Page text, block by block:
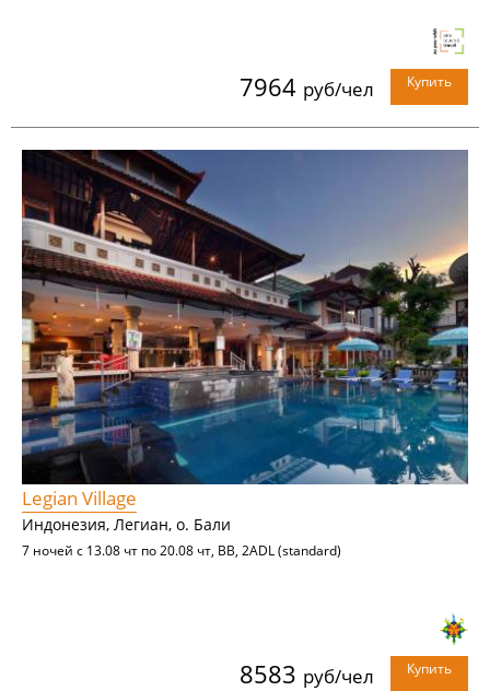
7964 руб/чел Купить
Legian Village
Индонезия, Легиан, о. Бали
7 ночей с 13.08 чт по 20.08 чт, BB, 2ADL (standard)
8583 руб/чел Купить